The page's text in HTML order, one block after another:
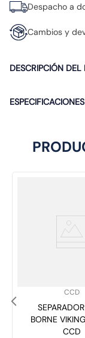
Despacho a
Cambios y
DESCRIPCIÓN DEL
CCD
BORNE
CCD